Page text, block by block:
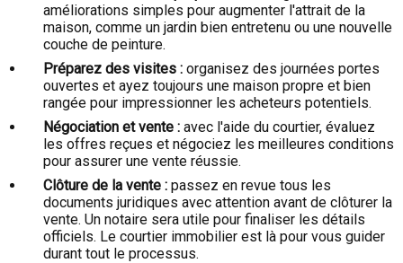
améliorations simples pour augmenter l'attrait de la
maison, comme un jardin bien entretenu ou une nouvelle
couche de peinture.
Préparez des visites : organisez des journées portes
ouvertes et ayez toujours une maison propre et bien
rangée pour impressionner les acheteurs potentiels.
Négociation et vente : avec l'aide du courtier, évaluez
les offres reçues et négociez les meilleures conditions
pour assurer une vente réussie.
Clôture de la vente : passez en revue tous les
documents juridiques avec attention avant de clôturer la
vente. Un notaire sera utile pour finaliser les détails
officiels. Le courtier immobilier est là pour vous guider
durant tout le processus.